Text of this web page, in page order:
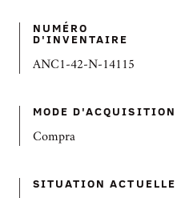
NUMÉRO
D'INVENTAIRE
ANC1-42-N-14115
MODE D'ACQUISITION
Compra
SITUATION ACTUELLE